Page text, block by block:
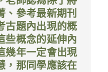
、參考最新期刊
古題內出現的概
些概念的延伸內
幾年一定會出現
，那同學應該在